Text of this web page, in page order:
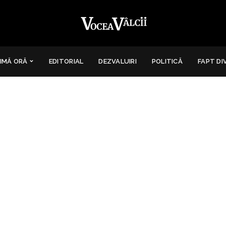
ORĂ EDITORIAL DEZVALUIRI POLITICĂ FAPT